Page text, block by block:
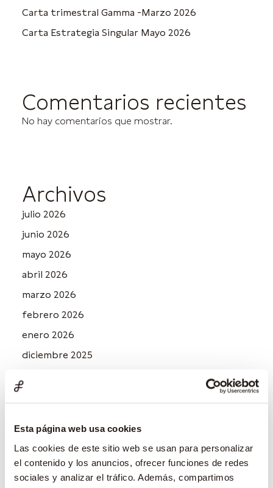
Esta página web usa cookies
Las cookies de este sitio web se usan para personalizar
el contenido y los anuncios, ofrecer funciones de redes
sociales y analizar el tráfico. Además, compartimos
Carta trimestral Gamma -Marzo 2026
Carta Estrategia Singular Mayo 2026
Comentarios recientes
No hay comentarios que mostrar.
Archivos
julio 2026
junio 2026
mayo 2026
abril 2026
marzo 2026
febrero 2026
enero 2026
diciembre 2025
julio 2025
junio 2025
mayo 2025